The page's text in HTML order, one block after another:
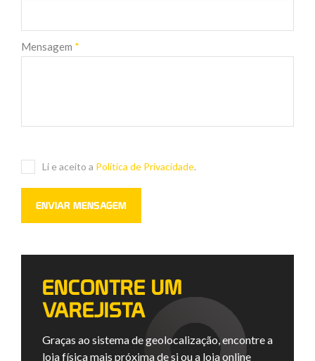
Mensagem *
Li e aceito a Política de Privacidade.
ENCONTRE UM
VAREJISTA
Graças ao sistema de geolocalização, encontre a
loja física mais próxima de si ou a loja online